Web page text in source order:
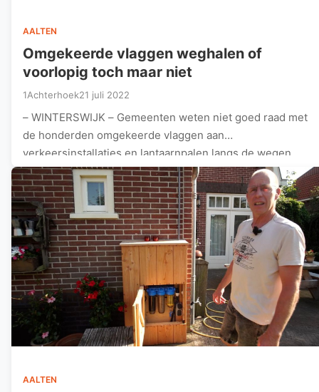
AALTEN
Omgekeerde vlaggen weghalen of
voorlopig toch maar niet
1Achterhoek21 juli 2022
– WINTERSWIJK – Gemeenten weten niet goed raad met
de honderden omgekeerde vlaggen aan
verkeersinstallaties en lantaarnpalen langs de wegen.…
AALTEN